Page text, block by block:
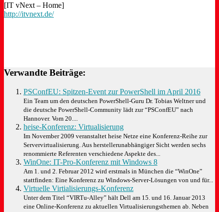
[IT vNext – Home]
http://itvnext.de/
Verwandte Beiträge:
PSConfEU: Spitzen-Event zur PowerShell im April 2016
Ein Team um den deutschen PowerShell-Guru Dr. Tobias Weltner und
die deutsche PowerShell-Community lädt zur “PSConfEU” nach
Hannover. Vom 20....
heise-Konferenz: Virtualisierung
Im November 2009 veranstaltet heise Netze eine Konferenz-Reihe zur
Servervirtualisierung. Aus herstellerunabhängiger Sicht werden sechs
renommierte Referenten verschiedene Aspekte des...
WinOne: IT-Pro-Konferenz mit Windows 8
Am 1. und 2. Februar 2012 wird erstmals in München die “WinOne”
stattfinden: Eine Konferenz zu Windows-Server-Lösungen von und für...
Virtuelle Virtialisierungs-Konferenz
Unter dem Titel “VIRTu-Alley” hält Dell am 15. und 16. Januar 2013
eine Online-Konferenz zu aktuellen Virtualisierungsthemen ab. Neben